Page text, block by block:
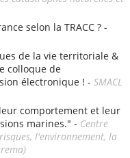
selon la TRACC ? -
de la vie territoriale &
colloque de
électronique ! - SMACL
comportement et leur
marines." - Centre
l'environnement, la